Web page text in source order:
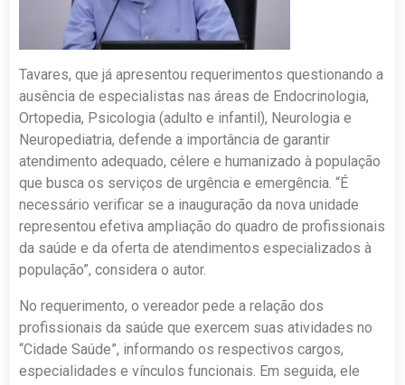
Tavares, que já apresentou requerimentos questionando a
ausência de especialistas nas áreas de Endocrinologia,
Ortopedia, Psicologia (adulto e infantil), Neurologia e
Neuropediatria, defende a importância de garantir
atendimento adequado, célere e humanizado à população
que busca os serviços de urgência e emergência. “É
necessário verificar se a inauguração da nova unidade
representou efetiva ampliação do quadro de profissionais
da saúde e da oferta de atendimentos especializados à
população”, considera o autor.
No requerimento, o vereador pede a relação dos
profissionais da saúde que exercem suas atividades no
“Cidade Saúde”, informando os respectivos cargos,
especialidades e vínculos funcionais. Em seguida, ele